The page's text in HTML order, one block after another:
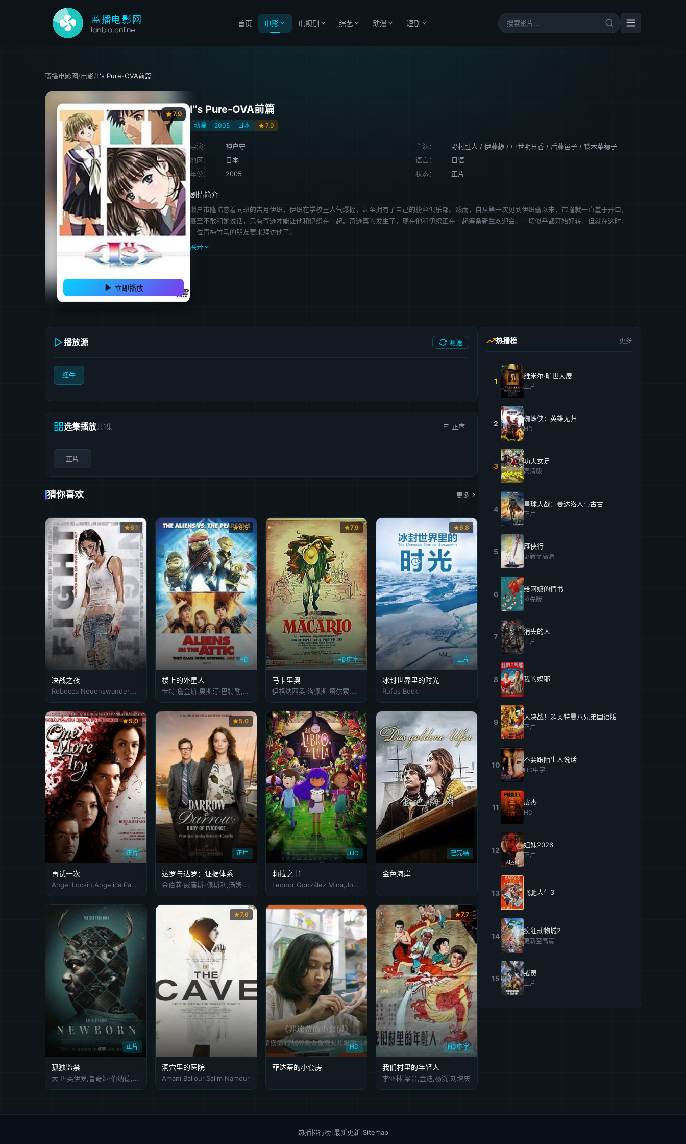
首页 电影 电视剧 综艺 动漫 短剧
蓝播电影网/电影/I''s Pure-OVA前篇
7.9
立即播放
I''s Pure-OVA前篇
动漫 2005 日本 7.9
导演： 神户守 主演： 野村胜人 / 伊藤静 / 中世明日香 / 后藤邑子 / 铃木菜穗子
地区：
日本 语言：
日语
年份：
2005 状态： 正片
剧情简介
濑户市隆暗恋着同班的吉月伊织，伊织在学校里人气爆棚，甚至拥有了自己的粉丝俱乐部。然而，自从第一次见到伊织酱以来，市隆就一直羞于开口，
甚至不敢和她说话，只有奇迹才能让他和伊织在一起。奇迹真的发生了，现在他和伊织正在一起筹备新生欢迎会。一切似乎都开始好转，但就在这时，
一位青梅竹马的朋友要来拜访他了。
展开
播放源 测速
红牛
选集播放共1集 正序
正片
猜你喜欢 更多
6.1
决战之夜
Rebecca Neuenswander,Kurt Hanover,Chad Ortis
HD
6.5
楼上的外星人
卡特·詹金斯,奥斯汀·巴特勒,阿什丽·提斯代尔
HD中字
7.9
马卡里奧
伊格纳西奥·洛佩斯·塔尔索,皮纳·佩利塞尔,恩里克·卢塞罗,Mario,Alberto,Rodríguez
正片
6.8
冰封世界里的时光
Rufus Beck
正片
5.0
再试一次
Angel Locsin,Angelica Panganiban,Dingdong Dantes,Zanjoe Marudo
正片
5.0
达罗与达罗：证据体系
金伯莉·威廉斯-佩斯利,汤姆·卡瓦纳夫,温蒂·马力克,莱拉·菲茨杰拉德,布兰迪·亚历山大
HD
莉拉之书
Leonor González Mina,Jorge Herrera
已完结
金色海岸
正片
孤独监禁
大卫·奥伊罗,鲁奇娅·伯纳德,吉米·费尔斯,奥利维亚·华盛顿,托马斯·卡德罗特,亚历山大·索托,Naomi Simpson,瑞恩·马尔凯,Gerardo Barcala,凯特·盖多西克,Trell Isaac,Julie Nolin,Matthew Mylrea,Aiden Stoxx,Alexander Davis,Glenn Hoffmann,巴里·佩珀,Nigel Gentry,Gavin Turnbull,Yorkie Joaquin
7.6
洞穴里的医院
Amani Ballour,Salim Namour
HD
菲达蒂的小套房
HD中字
7.7
我们村里的年轻人
李亚林,梁音,金迪,杨洸,刘增庆
热播榜 更多
1
维米尔·旷世大展
正片
2
蜘蛛侠：英雄无归
HD
3
功夫女足
高清版
4
星球大战：曼达洛人与古古
正片
5
雁侠行
更新至高清
6
给阿嬷的情书
抢先版
7
消失的人
正片
8 我的妈耶
9
大决战！超奥特曼八兄弟国语版
正片
10
不要跟陌生人说话
HD中字
11
皮杰
HD
12
姐妹2026
正片
13 飞驰人生3
14
疯狂动物城2
更新至高清
15
戒灵
正片
热播排行榜| 最新更新| Sitemap